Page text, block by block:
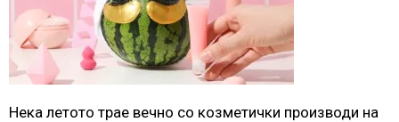
Нека летото трае вечно со козметички производи на